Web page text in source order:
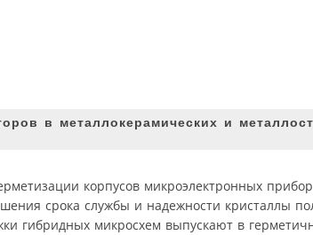
в металлокерамических и
корпусов микроэлектронных
срока службы и надежности кристаллы
гибридных микросхем выпускают в